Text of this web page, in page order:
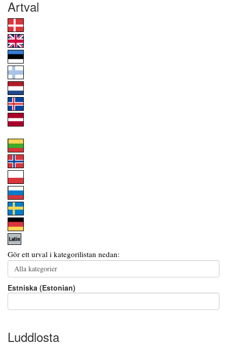
Artval
Gör ett urval i kategorilistan nedan:
Estniska (Estonian)
Luddlosta